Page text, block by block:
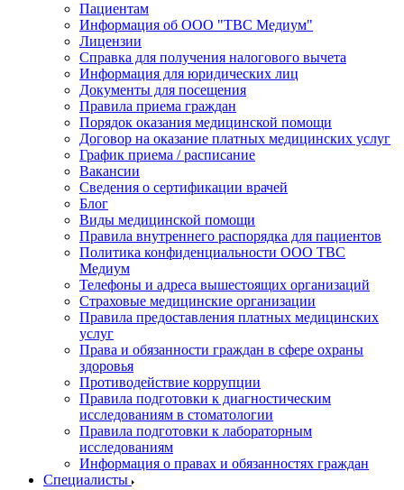
Пациентам
Информация об ООО "ТВС Медиум"
Лицензии
Справка для получения налогового вычета
Информация для юридических лиц
Документы для посещения
Правила приема граждан
Порядок оказания медицинской помощи
Договор на оказание платных медицинских услуг
График приема / расписание
Вакансии
Сведения о сертификации врачей
Блог
Виды медицинской помощи
Правила внутреннего распорядка для пациентов
Политика конфиденциальности ООО ТВС
Медиум
Телефоны и адреса вышестоящих организаций
Страховые медицинские организации
Правила предоставления платных медицинских
услуг
Права и обязанности граждан в сфере охраны
здоровья
Противодействие коррупции
Правила подготовки к диагностическим
исследованиям в стоматологии
Правила подготовки к лабораторным
исследованиям
Информация о правах и обязанностях граждан
Специалисты